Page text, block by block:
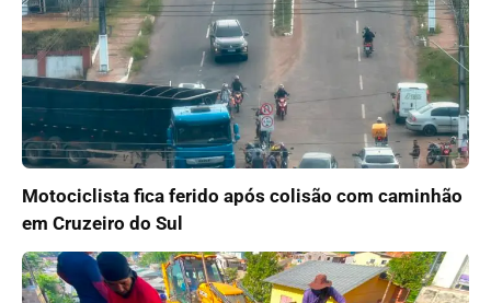
Motociclista fica ferido após colisão com caminhão
em Cruzeiro do Sul